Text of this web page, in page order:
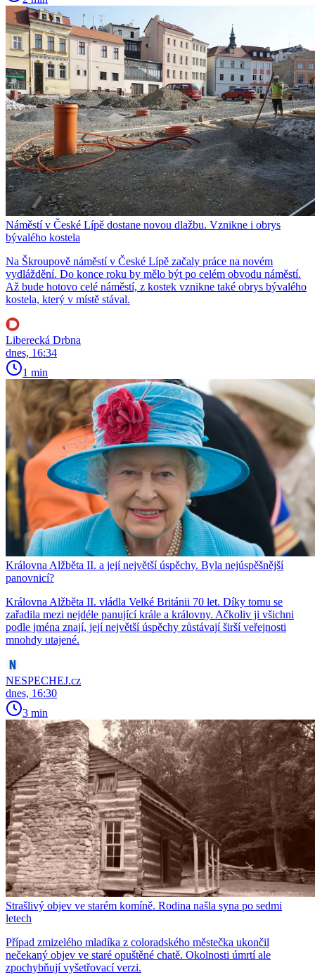
Náměstí v České Lípě dostane novou dlažbu. Vznikne i obrys
bývalého kostela
Na Škroupově náměstí v České Lípě začaly práce na novém
vydláždění. Do konce roku by mělo být po celém obvodu náměstí.
Až bude hotovo celé náměstí, z kostek vznikne také obrys bývalého
kostela, který v místě stával.
Liberecká Drbna
dnes, 16:34
1 min
Královna Alžběta II. a její největší úspěchy. Byla nejúspěšnější
panovnicí?
Královna Alžběta II. vládla Velké Británii 70 let. Díky tomu se
zařadila mezi nejdéle panující krále a královny. Ačkoliv ji všichni
podle jména znají, její největší úspěchy zůstávají širší veřejnosti
mnohdy utajené.
NESPECHEJ.cz
dnes, 16:30
3 min
Strašlivý objev ve starém komíně. Rodina našla syna po sedmi
letech
Případ zmizelého mladíka z coloradského městečka ukončil
nečekaný objev ve staré opuštěné chatě. Okolnosti úmrtí ale
zpochybňují vyšetřovací verzi.